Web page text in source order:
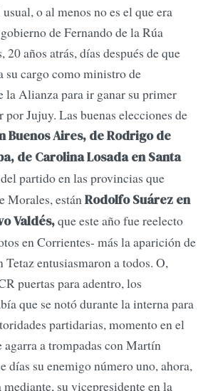
o al menos no es el que era
de Fernando de la Rúa
años atrás, días después de que
su cargo como ministro de
la Alianza para ir ganar su primer
por Jujuy. Las buenas elecciones de
Buenos Aires, de Rodrigo de
de Carolina Losada en Santa
partido en las provincias que
Morales, estánRodolfo Suárez en
Valdés,que este año fue reelecto
en Corrientes- más la aparición de
entusiasmaron a todos. O,
puertas para adentro, los
que se notó durante la interna para
partidarias, momento en el
agarra a trompadas con Martín
días su enemigo número uno, ahora,
su vicepresidente en la